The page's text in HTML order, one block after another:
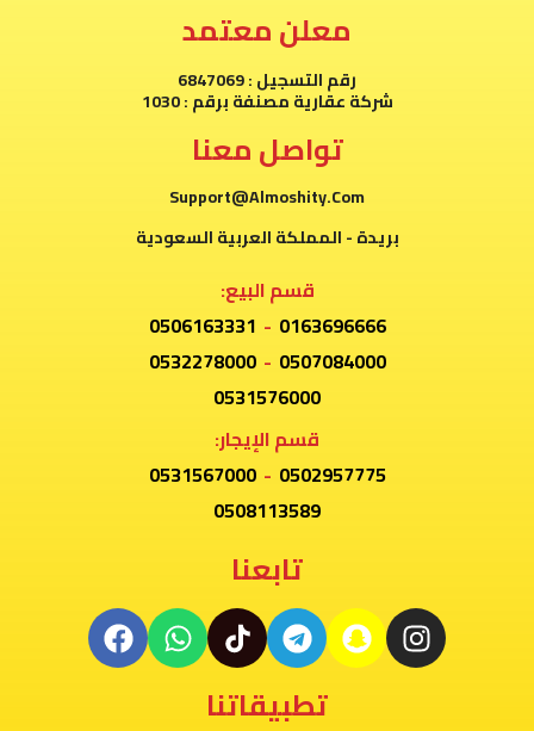
معلن معتمد
رقم التسجيل : 6847069
شركة عقارية مصنفة برقم : 1030
تواصل معنا
Support@Almoshity.Com
بريدة - المملكة العربية السعودية
قسم البيع:
0163696666
-
0506163331
0507084000
-
0532278000
0531576000
قسم الإيجار:
0502957775
-
0531567000
0508113589
تابعنا
تطبيقاتنا